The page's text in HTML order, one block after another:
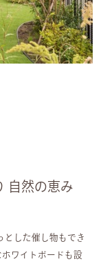
自然の恵み
とした催し物もでき
ワイトボードも設